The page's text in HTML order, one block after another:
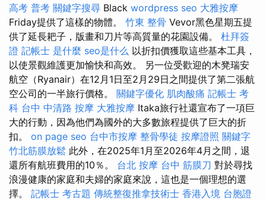
高考 普考 關鍵字搜尋 Black wordpress seo 大雅按摩
Friday提供了這樣的物體。 竹東 整骨 Vevor黑色星期五提
供了延長耙子，版畫和刀片等高質量的花園設備。 杜拜簽
證 記帳士 是什麼 seo是什么 以折扣價獲取這些基本工具，
以使景觀維護更加愉快和高效。 另一位受歡迎的木凳瑞安
航空（Ryanair）在12月1日至2月29日之間提供了第二張航
空公司的一半旅行價格。 關鍵字優化 肌肉酸痛 記帳士 考
科 台中 中清路 按摩 大雅按摩 Itaka旅行社還宣布了一項巨
大的行動，因為他們為國外的大多數旅程提供了巨大的折
扣。 on page seo 台中市按摩 整骨學徒 按摩證照 關鍵字
竹北筋膜放鬆 此外，在2025年1月至2026年4月之間，退
還所有航班費用的10％。 台北 按摩 台中 筋膜刀 對於尋找
浪漫健康的家庭和夫婦的家庭來說，這也是一個理想的選
擇。 記帳士 考古題 傳統整復推拿技術士 香港入境 台胞證